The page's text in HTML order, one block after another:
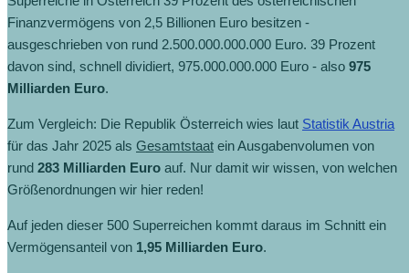
Finanzvermögens von 2,5 Billionen Euro besitzen -
ausgeschrieben von rund 2.500.000.000.000 Euro. 39 Prozent
davon sind, schnell dividiert, 975.000.000.000 Euro - also 975
Milliarden Euro.
Zum Vergleich: Die Republik Österreich wies laut Statistik Austria
für das Jahr 2025 als Gesamtstaat ein Ausgabenvolumen von
rund 283 Milliarden Euro auf. Nur damit wir wissen, von welchen
Größenordnungen wir hier reden!
Auf jeden dieser 500 Superreichen kommt daraus im Schnitt ein
Vermögensanteil von 1,95 Milliarden Euro.